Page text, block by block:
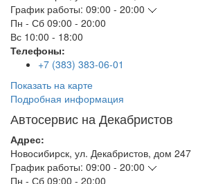
График работы: 09:00 - 20:00
Пн - Сб 09:00 - 20:00
Вс 10:00 - 18:00
Телефоны:
+7 (383) 383-06-01
Показать на карте
Подробная информация
Автосервис на Декабристов
Адрес:
Новосибирск, ул. Декабристов, дом 247
График работы: 09:00 - 20:00
Пн - Сб 09:00 - 20:00